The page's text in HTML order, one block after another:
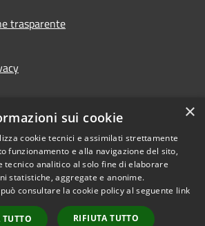
trasparente
accessibilità
Copyright © 2026 • Comune di
Olivola • Powered by
Municipium•
Accesso
×
sui cookie
cookie tecnici e assimilati strettamente
funzionamento e alla navigazione del sito,
tecnico analitico al solo fine di elaborare
statistiche, aggregate e anonime.
consultare la cookie policy al seguente link
TUTTO RIFIUTA TUTTO